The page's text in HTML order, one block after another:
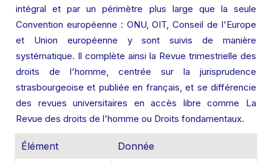
intégral et par un périmètre plus large que la seule
Convention européenne : ONU, OIT, Conseil de l'Europe
et Union européenne y sont suivis de manière
systématique. Il complète ainsi la Revue trimestrielle des
droits de l'homme, centrée sur la jurisprudence
strasbourgeoise et publiée en français, et se différencie
des revues universitaires en accès libre comme La
Revue des droits de l'homme ou Droits fondamentaux.
Élément Donnée